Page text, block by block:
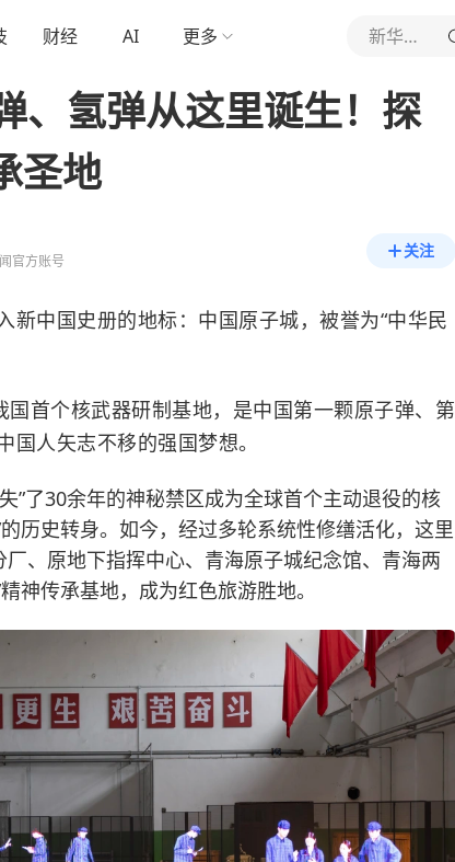
财经 AI 更多 新华社新闻
、氢弹从这里诞生！探
圣地
官方账号
关注
新中国史册的地标：中国原子城，被誉为“中华民
国首个核武器研制基地，是中国第一颗原子弹、第
人矢志不移的强国梦想。
”了30余年的神秘禁区成为全球首个主动退役的核
历史转身。如今，经过多轮系统性修缮活化，这里
、原地下指挥中心、青海原子城纪念馆、青海两
神传承基地，成为红色旅游胜地。